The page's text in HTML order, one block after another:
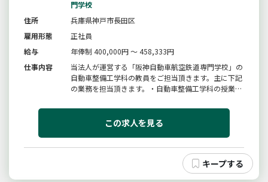
門学校
住所
兵庫県神戸市長田区
雇用形態
正社員
給与
年俸制 400,000円 ～ 458,333円
仕事内容
当法人が運営する「阪神自動車航空鉄道専門学校」の
自動車整備工学科の教員をご担当頂きます。主に下記
の業務を担当頂きます。・自動車整備工学科の授業全
担任…担任として、出席管理、学生指導、進路や学校
生活相談を行って頂きます。・オープンキャンパス…
この求人を見る